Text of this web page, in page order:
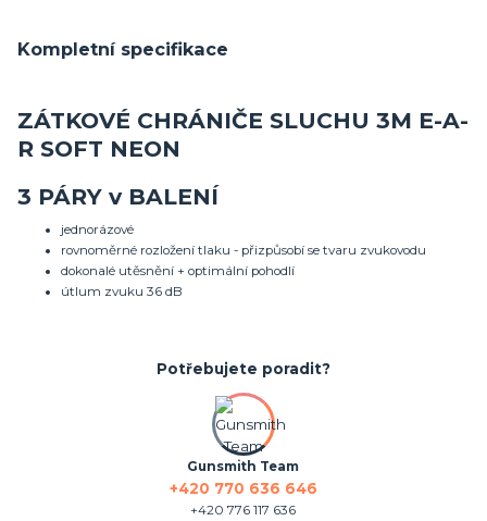
Kompletní specifikace
ZÁTKOVÉ CHRÁNIČE SLUCHU 3M E-A-
R SOFT NEON
3 PÁRY v BALENÍ
jednorázové
rovnoměrné rozložení tlaku - přizpůsobí se tvaru zvukovodu
dokonalé utěsnění + optimální pohodlí
útlum zvuku 36 dB
Potřebujete poradit?
Gunsmith Team
+420 770 636 646
+420 776 117 636